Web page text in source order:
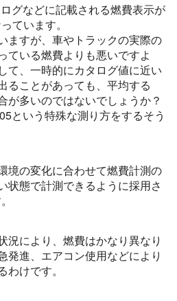
グなどに記載される燃費表示が
ています。
ますが、車やトラックの実際の
ている燃費よりも悪いですよ
て、一時的にカタログ値に近い
ることがあっても、平均する
が多いのではないでしょうか？
という特殊な測り方をするそう
境の変化に合わせて燃費計測の
状態で計測できるように採用さ
況により、燃費はかなり異なり
発進、エアコン使用などにより
けです。